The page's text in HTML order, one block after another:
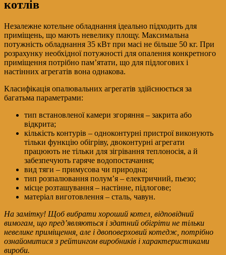
котлів
Незалежне котельне обладнання ідеально підходить для
приміщень, що мають невелику площу. Максимальна
потужність обладнання 35 кВт при масі не більше 50 кг. При
розрахунку необхідної потужності для опалення конкретного
приміщення потрібно пам’ятати, що для підлогових і
настінних агрегатів вона однакова.
Класифікація опалювальних агрегатів здійснюється за
багатьма параметрами:
тип встановленої камери згоряння – закрита або
відкрита;
кількість контурів – одноконтурні пристрої виконують
тільки функцію обігріву, двоконтурні агрегати
працюють не тільки для зігрівання теплоносія, а й
забезпечують гаряче водопостачання;
вид тяги – примусова чи природна;
тип розпалювання полум’я – електричний, пьезо;
місце розташування – настінне, підлогове;
матеріал виготовлення – сталь, чавун.
На замітку! Щоб вибрати хороший котел, відповідний
вимогам, що пред’являються і здатний обігріти не тільки
невелике приміщення, але і двоповерховий котедж, потрібно
ознайомитися з рейтингом виробників і характеристиками
вироби.